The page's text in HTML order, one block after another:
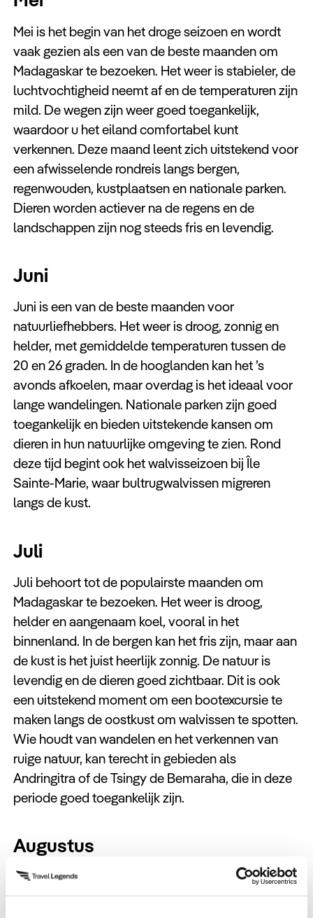
Mei is het begin van het droge seizoen en wordt
vaak gezien als een van de beste maanden om
Madagaskar te bezoeken. Het weer is stabieler, de
luchtvochtigheid neemt af en de temperaturen zijn
mild. De wegen zijn weer goed toegankelijk,
waardoor u het eiland comfortabel kunt
verkennen. Deze maand leent zich uitstekend voor
een afwisselende rondreis langs bergen,
regenwouden, kustplaatsen en nationale parken.
Dieren worden actiever na de regens en de
landschappen zijn nog steeds fris en levendig.
Juni
Juni is een van de beste maanden voor
natuurliefhebbers. Het weer is droog, zonnig en
helder, met gemiddelde temperaturen tussen de
20 en 26 graden. In de hooglanden kan het ’s
avonds afkoelen, maar overdag is het ideaal voor
lange wandelingen. Nationale parken zijn goed
toegankelijk en bieden uitstekende kansen om
dieren in hun natuurlijke omgeving te zien. Rond
deze tijd begint ook het walvisseizoen bij Île
Sainte-Marie, waar bultrugwalvissen migreren
langs de kust.
Juli
Juli behoort tot de populairste maanden om
Madagaskar te bezoeken. Het weer is droog,
helder en aangenaam koel, vooral in het
binnenland. In de bergen kan het fris zijn, maar aan
de kust is het juist heerlijk zonnig. De natuur is
levendig en de dieren goed zichtbaar. Dit is ook
een uitstekend moment om een bootexcursie te
maken langs de oostkust om walvissen te spotten.
Wie houdt van wandelen en het verkennen van
ruige natuur, kan terecht in gebieden als
Andringitra of de Tsingy de Bemaraha, die in deze
periode goed toegankelijk zijn.
Augustus
Augustus biedt alle voordelen van juli, met net iets
warmere temperaturen. Het is hoogseizoen en dat